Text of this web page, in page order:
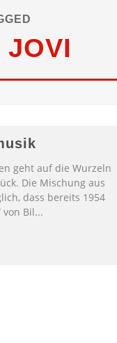
JOVI
geht auf die Wurzeln
Die Mischung aus
dass bereits 1954
von Bil...